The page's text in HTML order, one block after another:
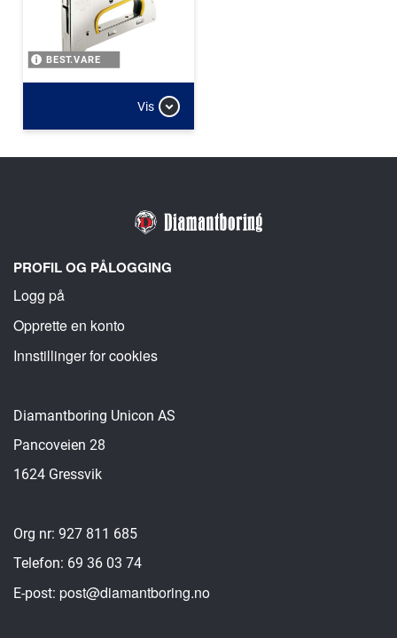
BEST.VARE
Vis
PROFIL OG PÅLOGGING
Logg på
Opprette en konto
Innstillinger for cookies
Diamantboring Unicon AS
Pancoveien 28
1624 Gressvik
Org nr: 927 811 685
Telefon: 69 36 03 74
E-post: post@diamantboring.no